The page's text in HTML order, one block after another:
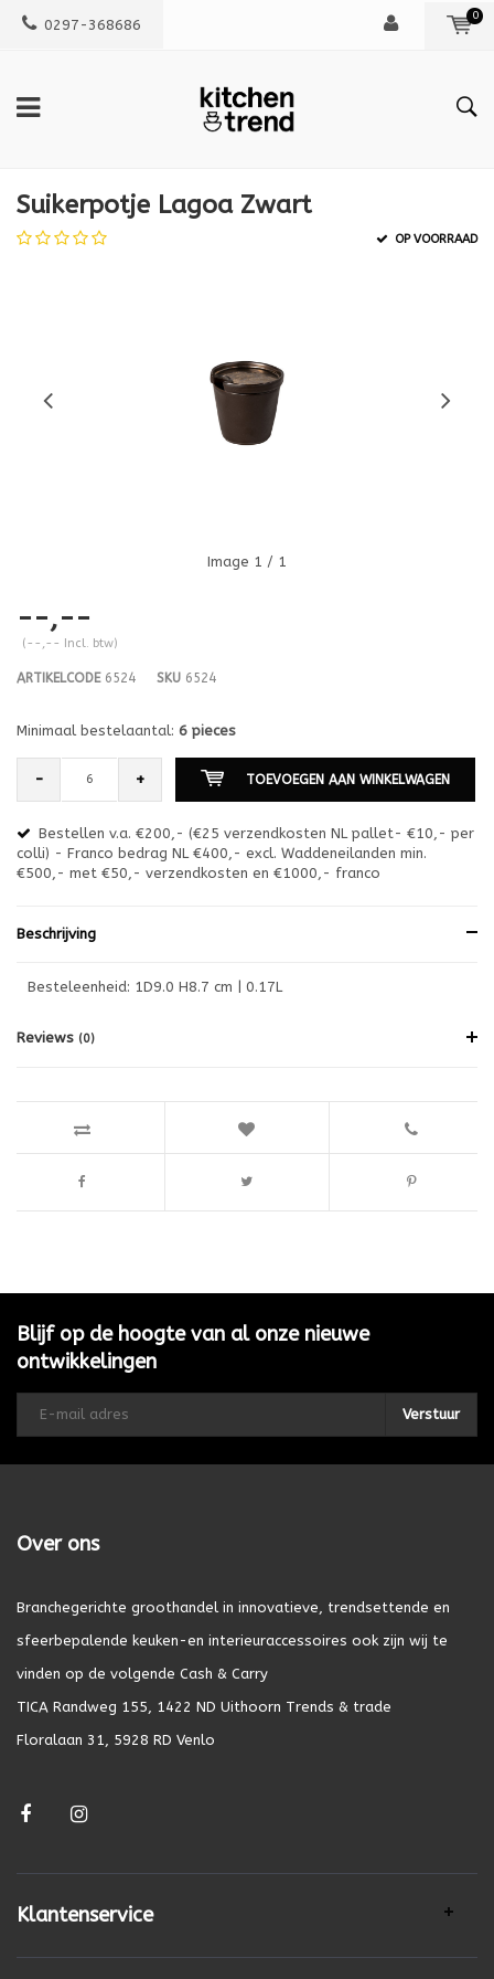
0297-368686
0
Suikerpotje Lagoa Zwart
OP VOORRAAD
Image 1 / 1
--,--
(--,-- Incl. btw)
ARTIKELCODE6524 SKU 6524
Minimaal bestelaantal: 6 pieces
- + TOEVOEGEN AAN WINKELWAGEN
Bestellen v.a. €200,- (€25 verzendkosten NL pallet- €10,- per
colli) - Franco bedrag NL €400,- excl. Waddeneilanden min.
€500,- met €50,- verzendkosten en €1000,- franco
Beschrijving
Besteleenheid: 1D9.0 H8.7 cm | 0.17L
Reviews (0)
Blijf op de hoogte van al onze nieuwe
ontwikkelingen
Verstuur
Over ons
Branchegerichte groothandel in innovatieve, trendsettende en
sfeerbepalende keuken-en interieuraccessoires ook zijn wij te
vinden op de volgende Cash & Carry
TICA Randweg 155, 1422 ND Uithoorn Trends & trade
Floralaan 31, 5928 RD Venlo
Klantenservice